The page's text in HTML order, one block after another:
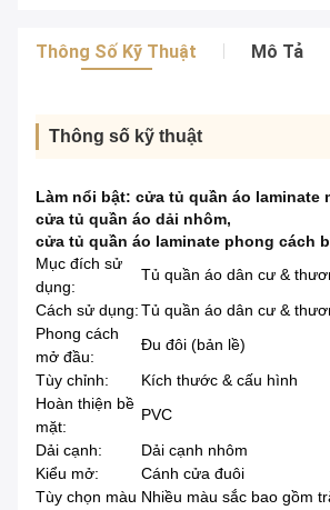
Thông Số Kỹ Thuật Mô Tả
Thông số kỹ thuật
Làm nổi bật: cửa tủ quần áo laminate
cửa tủ quần áo dải nhôm,
cửa tủ quần áo laminate phong cách
Mục đích sử
dụng:
Tủ quần áo dân cư &
Cách sử dụng:Tủ quần áo dân cư &
Phong cách
mở đầu:
Đu đôi (bản lề)
Tùy chỉnh:
Kích thước & cấu hình
Hoàn thiện bề
mặt:
PVC
Dải cạnh:
Dải cạnh nhôm
Kiểu mở:
Cánh cửa đuôi
Tùy chọn màu Nhiều màu sắc bao gồm